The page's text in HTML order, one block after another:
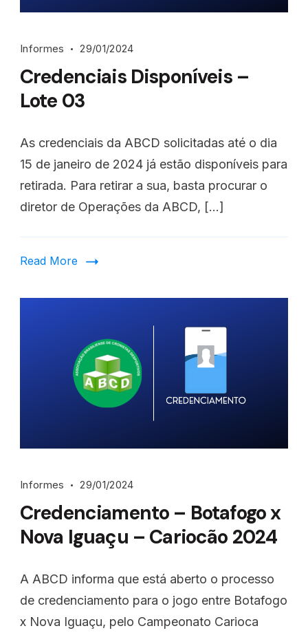
Informes 29/01/2024
Credenciais Disponíveis –
Lote 03
As credenciais da ABCD solicitadas até o dia
15 de janeiro de 2024 já estão disponíveis para
retirada. Para retirar a sua, basta procurar o
diretor de Operações da ABCD, […]
Read More
Informes 29/01/2024
Credenciamento – Botafogo x
Nova Iguaçu – Cariocão 2024
A ABCD informa que está aberto o processo
de credenciamento para o jogo entre Botafogo
x Nova Iguaçu, pelo Campeonato Carioca